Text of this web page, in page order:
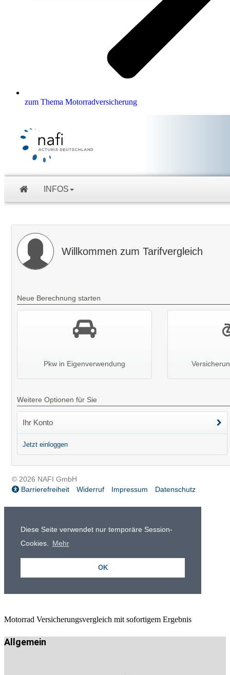
zum Thema Motorradversicherung
Motorrad Versicherungsvergleich mit sofortigem Ergebnis
Allgemein